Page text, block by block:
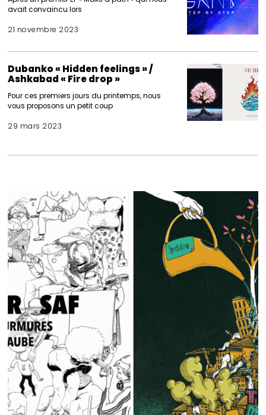
avait convaincu lors
21 novembre 2023
Dubanko « Hidden feelings » /
Ashkabad « Fire drop »
Pour ces premiers jours du printemps, nous
vous proposons un petit coup
29 mars 2023